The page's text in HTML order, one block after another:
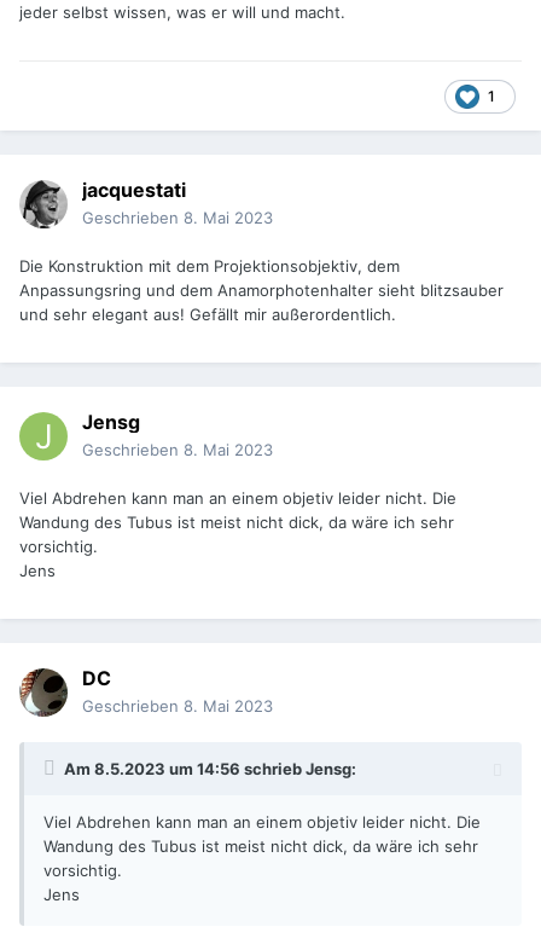
jeder selbst wissen, was er will und macht.
1
jacquestati
Geschrieben 8. Mai 2023
Die Konstruktion mit dem Projektionsobjektiv, dem
Anpassungsring und dem Anamorphotenhalter sieht blitzsauber
und sehr elegant aus! Gefällt mir außerordentlich.
Jensg
Geschrieben 8. Mai 2023
Viel Abdrehen kann man an einem objetiv leider nicht. Die
Wandung des Tubus ist meist nicht dick, da wäre ich sehr
vorsichtig.
Jens
DC
Geschrieben 8. Mai 2023
Am 8.5.2023 um 14:56 schriebJensg:
Viel Abdrehen kann man an einem objetiv leider nicht. Die
Wandung des Tubus ist meist nicht dick, da wäre ich sehr
vorsichtig.
Jens